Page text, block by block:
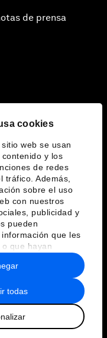
cookies
web se usan
y los
de redes
tráfico. Además,
sobre el uso
con nuestros
publicidad y
pueden
que les
que hayan
uso que haya
todas
de prensa
de uso
Mundial